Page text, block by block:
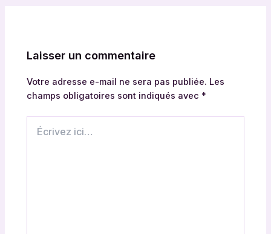
Laisser un commentaire
Votre adresse e-mail ne sera pas publiée. Les
champs obligatoires sont indiqués avec*
ici…